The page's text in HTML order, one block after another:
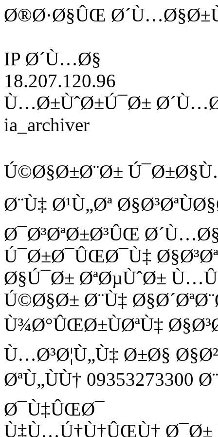
Ø®Ø·Ø§ÛŒ
IP Ø´Ù…Ø§
18.207.120.96
Ù…Ø±ÙˆØ±Ú¯Ø±
ia_archiver
Ú©Ø§Ø±Ø¨Ø±
Ø¨Ù‡ Ø¹Ù„Øª
Ø¯Ø³ØªØ±Ø³ÛŒ
Ú¯Ø±Ø¯ÛŒØ¯Ù‡ Ø§Ø³Øª
Ø§Ú¯Ø± ØªØµÙˆØ±
Ú©Ø§Ø± Ø¨Ù‡
Ù¾Ø°ÛŒØ±ÙØªÙ‡
Ù…Ø³Ø¦Ù„Ù‡ Ø±Ø§
ØªÙ„ÙÙ†
Ø¯Ù‡ÛŒØ¯
Ù‡Ù…Ú†Ù†ÛŒÙ† Ø¯Ø±